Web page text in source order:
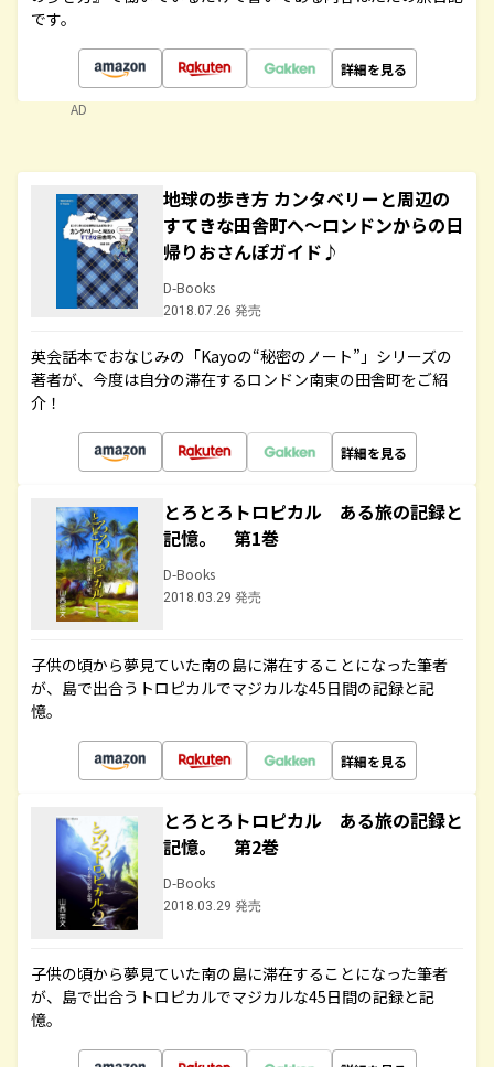
です。
詳細を見る
AD
地球の歩き方 カンタベリーと周辺の
すてきな田舎町へ～ロンドンからの日
帰りおさんぽガイド♪
D-Books
2018.07.26 発売
英会話本でおなじみの「Kayoの“秘密のノート”」シリーズの
著者が、今度は自分の滞在するロンドン南東の田舎町をご紹
介！
詳細を見る
とろとろトロピカル ある旅の記録と
記憶。 第1巻
D-Books
2018.03.29 発売
子供の頃から夢見ていた南の島に滞在することになった筆者
が、島で出合うトロピカルでマジカルな45日間の記録と記
憶。
詳細を見る
とろとろトロピカル ある旅の記録と
記憶。 第2巻
D-Books
2018.03.29 発売
子供の頃から夢見ていた南の島に滞在することになった筆者
が、島で出合うトロピカルでマジカルな45日間の記録と記
憶。